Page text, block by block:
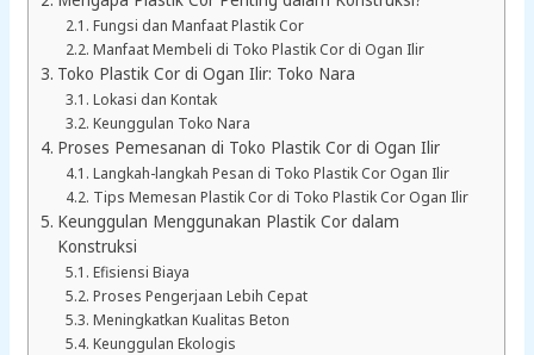
Fungsi dan Manfaat Plastik Cor
Manfaat Membeli di Toko Plastik Cor di Ogan Ilir
Toko Plastik Cor di Ogan Ilir: Toko Nara
Lokasi dan Kontak
Keunggulan Toko Nara
Proses Pemesanan di Toko Plastik Cor di Ogan Ilir
Langkah-langkah Pesan di Toko Plastik Cor Ogan Ilir
Tips Memesan Plastik Cor di Toko Plastik Cor Ogan Ilir
Keunggulan Menggunakan Plastik Cor dalam
Konstruksi
Efisiensi Biaya
Proses Pengerjaan Lebih Cepat
Meningkatkan Kualitas Beton
Keunggulan Ekologis